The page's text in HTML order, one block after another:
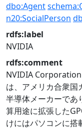
dbo:Agent
n20:SocialPerson
rdfs:label
NVIDIA
rdfs:comment
NVIDIA Corporation
は、アメリカ合衆国
半導体メーカーであ
算用途に拡張した
けにはパソコンに搭